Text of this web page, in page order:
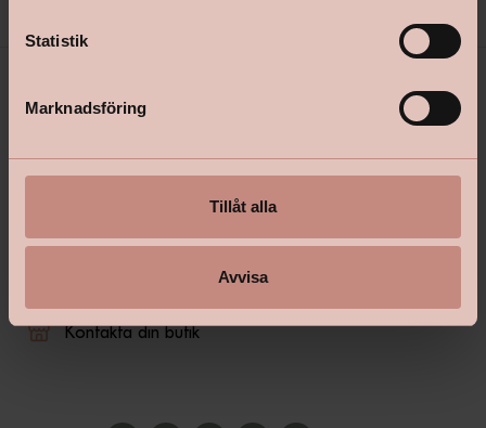
Statistik
Marknadsföring
Tillåt alla
Avvisa
shop@happyhomes.se
Kontakta din butik